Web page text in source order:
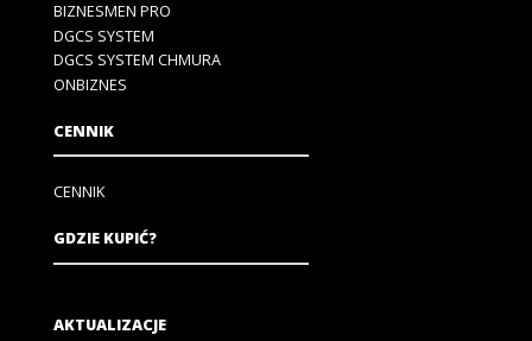
BIZNESMEN PRO
DGCS SYSTEM
DGCS SYSTEM CHMURA
ONBIZNES
CENNIK
CENNIK
GDZIE KUPIĆ?
AKTUALIZACJE